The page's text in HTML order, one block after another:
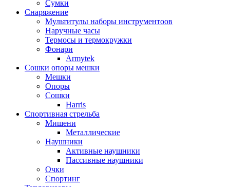
Сумки
Снаряжение
Мультитулы наборы инструментоов
Наручные часы
Термосы и термокружки
Фонари
Armytek
Сошки опоры мешки
Мешки
Опоры
Сошки
Harris
Спортивная стрельба
Мишени
Металлические
Наушники
Активные наушники
Пассивные наушники
Очки
Спортинг